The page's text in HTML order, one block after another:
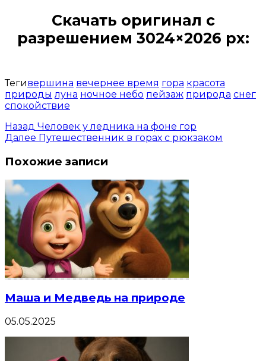
Скачать оригинал с
разрешением 3024×2026 px:
Тегивершина вечернее время гора красота
природы луна ночное небо пейзаж природа снег
спокойствие
Назад Человек у ледника на фоне гор
Далее Путешественник в горах с рюкзаком
Похожие записи
Маша и Медведь на природе
05.05.2025